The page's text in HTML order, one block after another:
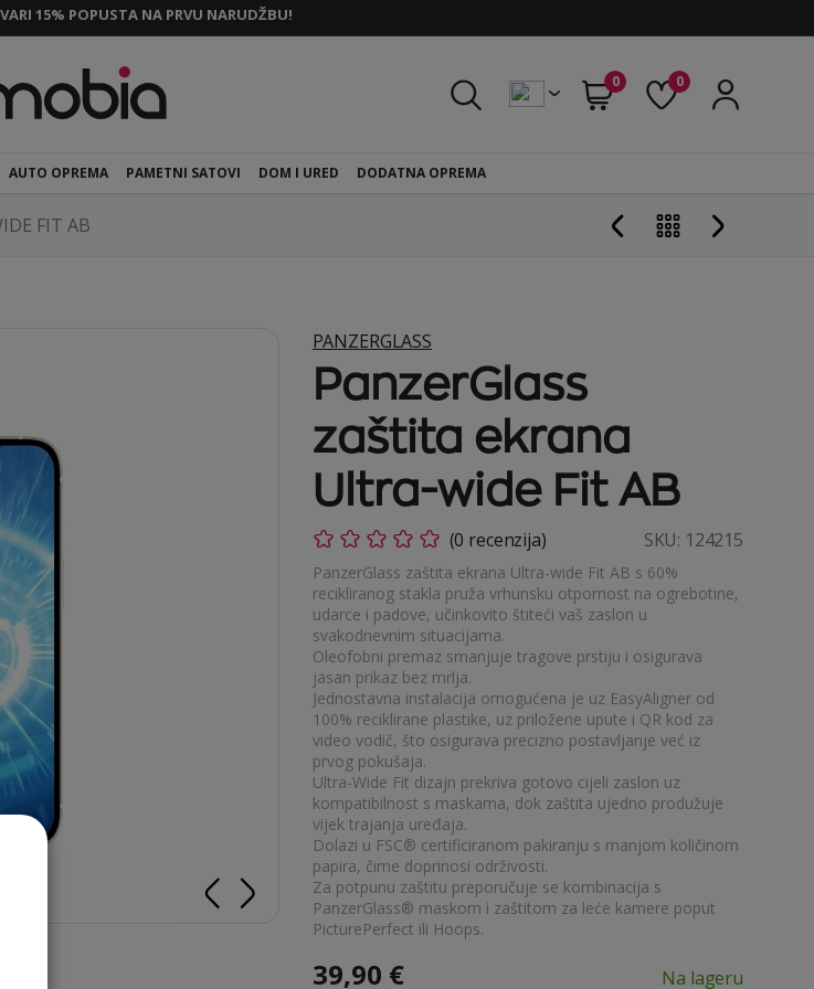
15% POPUSTA NA PRVU NARUDŽBU!
0 0
AUTO OPREMA PAMETNI SATOVI DOM I URED DODATNA OPREMA
FIT AB
PANZERGLASS
PanzerGlass
zaštita ekrana
Ultra-wide Fit AB
(0 recenzija) SKU: 124215
PanzerGlass zaštita ekrana Ultra-wide Fit AB s 60%
recikliranog stakla pruža vrhunsku otpornost na ogrebotine,
udarce i padove, učinkovito štiteći vaš zaslon u
svakodnevnim situacijama.
Oleofobni premaz smanjuje tragove prstiju i osigurava
jasan prikaz bez mrlja.
Jednostavna instalacija omogućena je uz EasyAligner od
100% reciklirane plastike, uz priložene upute i QR kod za
video vodič, što osigurava precizno postavljanje već iz
prvog pokušaja.
Ultra-Wide Fit dizajn prekriva gotovo cijeli zaslon uz
kompatibilnost s maskama, dok zaštita ujedno produžuje
vijek trajanja uređaja.
Dolazi u FSC® certificiranom pakiranju s manjom količinom
papira, čime doprinosi održivosti.
Za potpunu zaštitu preporučuje se kombinacija s
PanzerGlass® maskom i zaštitom za leće kamere poput
PicturePerfect ili Hoops.
39,90 € Na lageru